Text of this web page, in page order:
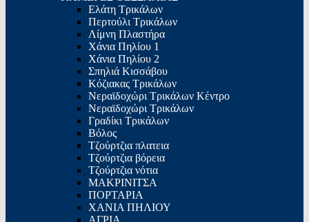
Ελάτη Τρικάλων
Περτούλι Τρικάλων
Λίμνη Πλαστήρα
Χάνια Πηλίου 1
Χάνια Πηλίου 2
Σπηλιά Κισσάβου
Κόζιακας Τρικάλων
Νεραϊδοχώρι Τρικάλων Κέντρο
Νεραϊδοχώρι Τρικάλων
Γραδίκι Τρικάλων
Βόλος
Τζούρτζια πλατεια
Τζούρτζια βόρεια
Τζούρτζια νότια
ΜΑΚΡΙΝΙΤΣΑ
ΠΟΡΤΑΡΙΑ
ΧΑΝΙΑ ΠΗΛΙΟΥ
ΑΓΡΙΑ